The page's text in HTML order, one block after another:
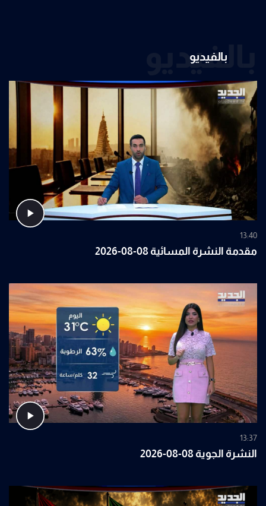
بالفيديو
بالفيديو
13:40
مقدمة النشرة المسائية 08-08-2026
13:37
النشرة الجوية 08-08-2026